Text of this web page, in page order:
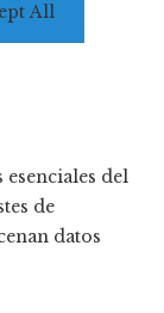
All
del
de
datos